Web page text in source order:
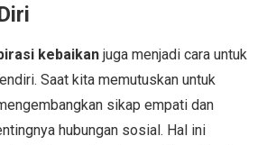
kebaikan juga menjadi cara untuk
Saat kita memutuskan untuk
sikap empati dan
hubungan sosial. Hal ini